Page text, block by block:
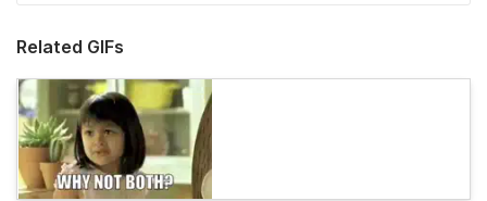
Related GIFs